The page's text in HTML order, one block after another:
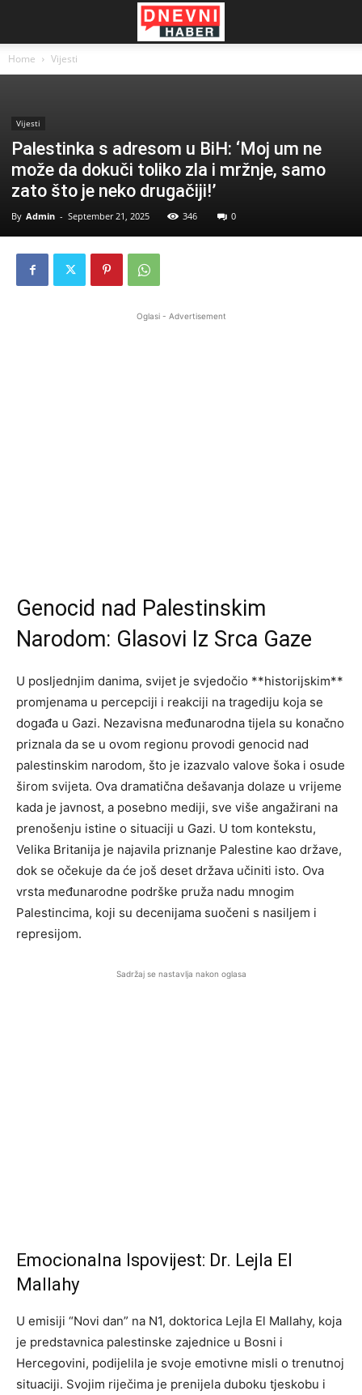
Home Vijesti
Vijesti
Palestinka s adresom u BiH: ‘Moj um ne
može da dokuči toliko zla i mržnje, samo
zato što je neko drugačiji!’
By Admin - September 21, 2025 346 0
Oglasi - Advertisement
Genocid nad Palestinskim
Narodom: Glasovi Iz Srca Gaze
U posljednjim danima, svijet je svjedočio **historijskim**
promjenama u percepciji i reakciji na tragediju koja se
događa u Gazi. Nezavisna međunarodna tijela su konačno
priznala da se u ovom regionu provodi genocid nad
palestinskim narodom, što je izazvalo valove šoka i osude
širom svijeta. Ova dramatična dešavanja dolaze u vrijeme
kada je javnost, a posebno mediji, sve više angažirani na
prenošenju istine o situaciji u Gazi. U tom kontekstu,
Velika Britanija je najavila priznanje Palestine kao države,
dok se očekuje da će još deset država učiniti isto. Ova
vrsta međunarodne podrške pruža nadu mnogim
Palestincima, koji su decenijama suočeni s nasiljem i
represijom.
Sadržaj se nastavlja nakon oglasa
Emocionalna Ispovijest: Dr. Lejla El
Mallahy
U emisiji “Novi dan” na N1, doktorica Lejla El Mallahy, koja
je predstavnica palestinske zajednice u Bosni i
Hercegovini, podijelila je svoje emotivne misli o trenutnoj
situaciji. Svojim riječima je prenijela duboku tjeskobu i